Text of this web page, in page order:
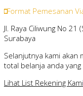
Format Pemesanan
Jl. Raya Ciliwung No
Surabaya
Selanjutnya kami akan
total belanja anda
Lihat List Rekening Kami